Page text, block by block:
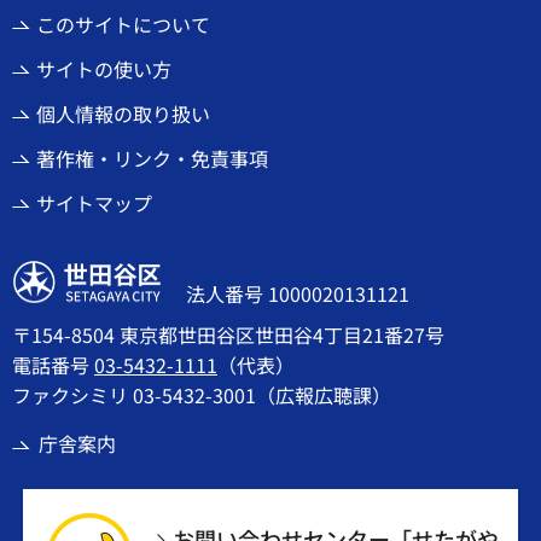
このサイトについて
サイトの使い方
個人情報の取り扱い
著作権・リンク・免責事項
サイトマップ
世田谷区
法人番号 1000020131121
〒154-8504 東京都世田谷区世田谷4丁目21番27号
電話番号03-5432-1111 （代表）
ファクシミリ 03-5432-3001（広報広聴課）
庁舎案内